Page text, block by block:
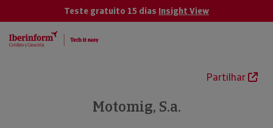
Teste gratuito 15 dias Insight View
Partilhar
Motomig, S.a.